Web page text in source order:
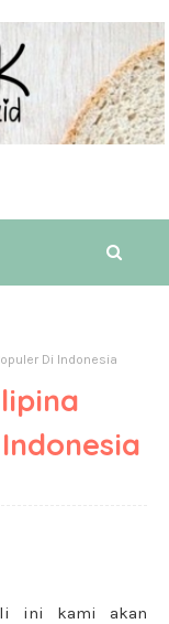
Di Indonesia
ini kami akan